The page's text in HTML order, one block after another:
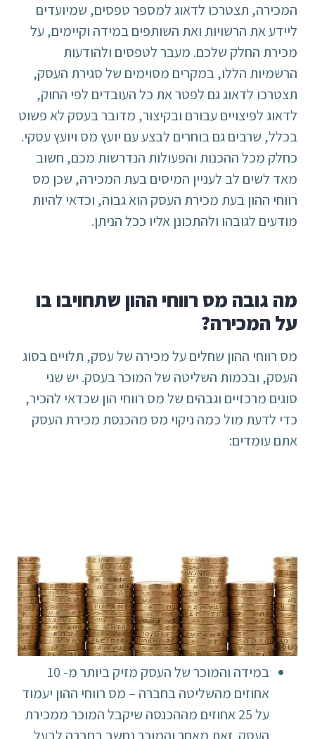
המכירה, תצטרכו לדאוג למספר טפסים, שמיועדים
ליידע את הרשויות ואת השותפים במידה וקיימים, על
מכירת החלק שלכם. מעבר לטפסים ולהודעות
הרשמיות הללו, במקרים מסוימים של סגירת העסק,
תצטרכו לדאוג גם לפטר את כל העובדים לפי החוק,
לדאוג לפיצויים עבורם ובקיצור, מדובר בעסק לא פשוט
בכלל, שרבים גם בוחרים לבצע עם יועץ מס ויועץ עסקי.
כחלק מכל ההכנות והפעולות הנדרשות מכם, חשוב
מאד לשים לב לעניין המיסים בעת המכירה, שכן מס
רווחי ההון בעת מכירת העסק הוא גבוה, וכדאי להיות
מודעים לגובהו ולהתכונן אליו ככל הניתן.
מה גובה מס רווחי ההון שתחויבו בו
על המכירה?
מס רווחי ההון שחלים על מכירה של עסק, תלויים בסוג
העסק, ובכמות השליטה של המוכר בעסק. יש שני
סוגים מרכזיים וגבהים של מס רווחי הון שכדאי להכיר,
כדי לדעת מול כמה ניקוי מס מהכנסת מכירת העסק
אתם עומדים:
במידה והמוכר של העסק מזיק ביותר מ- 10
אחוזים מהשליטה בחברה – מס רווחי ההון יעמוד
על 25 אחוזים מההכנסה שיקבל המוכר ממכירת
העסק. זאת מאחר והמוכר נחשב בחברה לבעל